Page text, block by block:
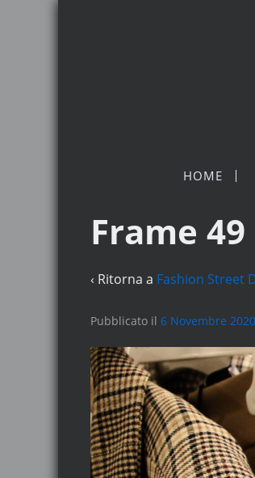
HOME
Frame 49
‹ Ritorna a Fashion Street
Pubblicato il 6 Novembre 2020